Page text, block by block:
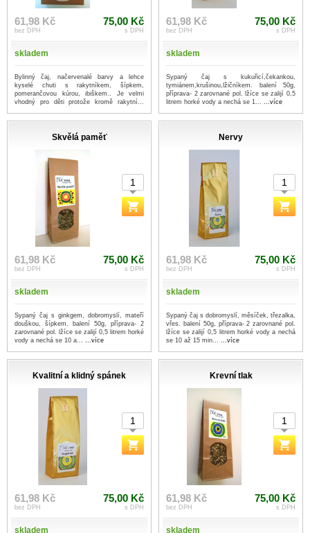
61,98 Kč
bez DPH
75,00 Kč
s DPH
skladem
Bylinný čaj, načervenalé barvy a lehce
kyselé chuti s rakytníkem, šípkem,
pomerančovou kúrou, ibiškem.. Je velmi
vhodný pro děti protože kromě rakytní...
61,98 Kč
bez DPH
75,00 Kč
s DPH
skladem
Sypaný čaj s kukuřicí,čekankou,
tymiánem,krušinou,lžičníkem. balení 50g,
příprava- 2 zarovnané pol. lžíce se zalijí 0,5
litrem horké vody a nechá se 1... ...více
Skvělá paměť
61,98 Kč
bez DPH
75,00 Kč
s DPH
skladem
Sypaný čaj s ginkgem, dobromyslí, mateří
douškou, šípkem. balení 50g, příprava- 2
zarovnané pol. lžíce se zalijí 0,5 litrem horké
vody a nechá se 10 a... ...více
Nervy
61,98 Kč
bez DPH
75,00 Kč
s DPH
skladem
Sypaný čaj s dobromyslí, měsíček, třezalka,
vřes. balení 50g, příprava- 2 zarovnané pol.
lžíce se zalijí 0,5 litrem horké vody a nechá
se 10 až 15 min... ...více
Kvalitní a klidný spánek
61,98 Kč
bez DPH
75,00 Kč
s DPH
skladem
Krevní tlak
61,98 Kč
bez DPH
75,00 Kč
s DPH
skladem